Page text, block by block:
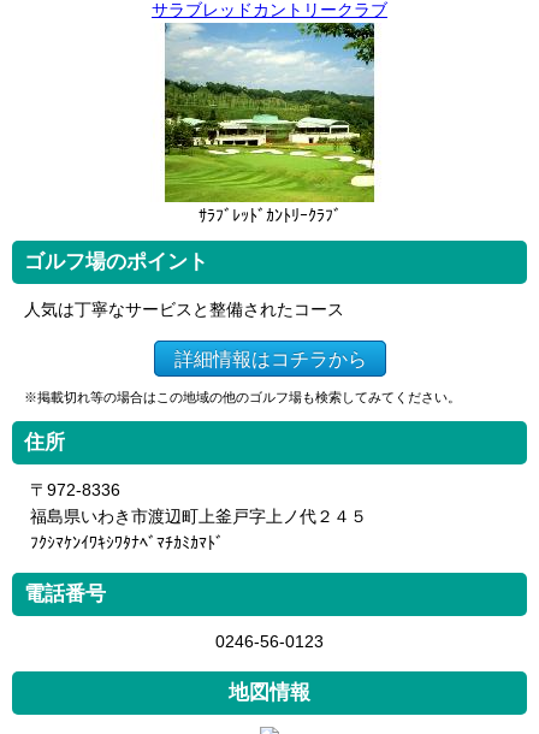
サラブレッドカントリークラブ
ｻﾗﾌﾞﾚｯﾄﾞｶﾝﾄﾘｰｸﾗﾌﾞ
ゴルフ場のポイント
人気は丁寧なサービスと整備されたコース
詳細情報はコチラから
※掲載切れ等の場合はこの地域の他のゴルフ場も検索してみてください。
住所
〒972-8336
福島県いわき市渡辺町上釜戸字上ノ代２４５
ﾌｸｼﾏｹﾝｲﾜｷｼﾜﾀﾅﾍﾞﾏﾁｶﾐｶﾏﾄﾞ
電話番号
0246-56-0123
地図情報